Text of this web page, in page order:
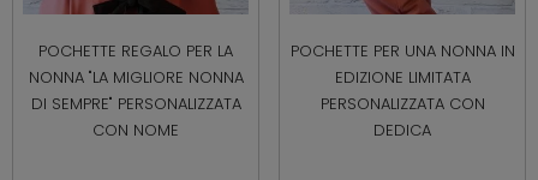
POCHETTE REGALO PER LA
NONNA "LA MIGLIORE NONNA
DI SEMPRE" PERSONALIZZATA
CON NOME
POCHETTE PER UNA NONNA IN
EDIZIONE LIMITATA
PERSONALIZZATA CON
DEDICA